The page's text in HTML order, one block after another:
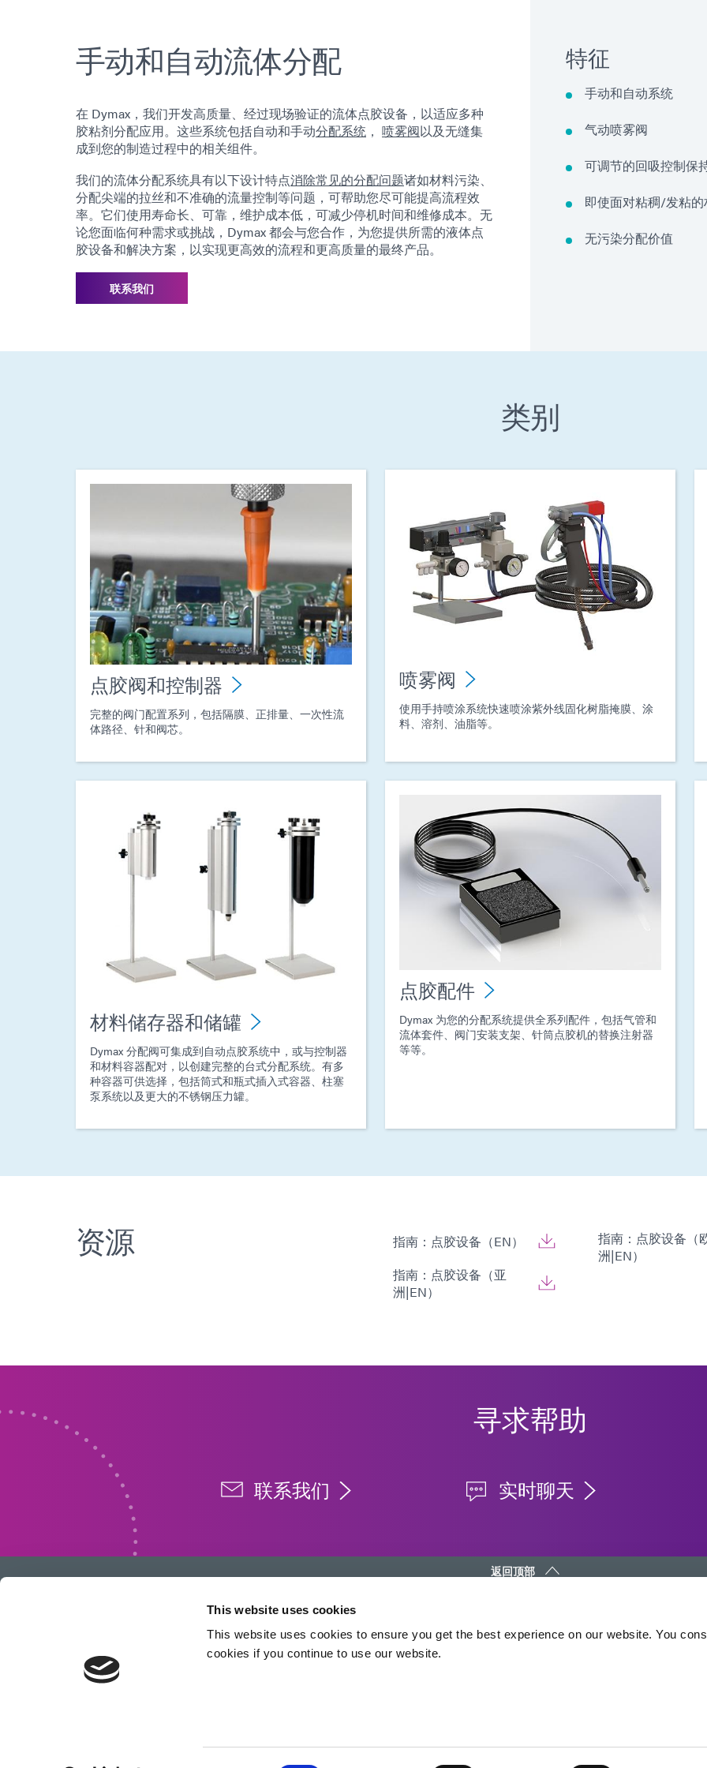
This website uses cookies
This website uses cookies to ensure you get the best experience on our website. You
cookies if you continue to use our website.
手动和自动流体分配
在 Dymax，我们开发高质量、经过现场验证的流体点胶设备，以适应多种
胶粘剂分配应用。这些系统包括自动和手动分配系统 ， 喷雾阀以及无缝集
成到您的制造过程中的相关组件。
我们的流体分配系统具有以下设计特点消除常见的分配问题诸如材料污染、
分配尖端的拉丝和不准确的流量控制等问题，可帮助您尽可能提高流程效
率。它们使用寿命长、可靠，维护成本低，可减少停机时间和维修成本。无
论您面临何种需求或挑战，Dymax 都会与您合作，为您提供所需的液体点
胶设备和解决方案，以实现更高效的流程和更高质量的最终产品。
联系我们
特征
手动和自动系统
气动喷雾阀
可调节的回吸控制保
即使面对粘稠/发粘
无污染分配价值
类别
点胶阀和控制器
完整的阀门配置系列，包括隔膜、正排量、一次性流
体路径、针和阀芯。
喷雾阀
使用手持喷涂系统快速喷涂紫外线固化树脂掩膜、涂
料、溶剂、油脂等。
材料储存器和储罐
Dymax 分配阀可集成到自动点胶系统中，或与控制器
和材料容器配对，以创建完整的台式分配系统。有多
种容器可供选择，包括筒式和瓶式插入式容器、柱塞
泵系统以及更大的不锈钢压力罐。
点胶配件
Dymax 为您的分配系统提供全系列配件，包括气管和
流体套件、阀门安装支架、针筒点胶机的替换注射器
等等。
资源
指南：点胶设备（EN）
指南：点胶设备（亚
洲|EN）
指南：点胶设备（
洲|EN）
寻求帮助
联系我们 实时聊天
返回顶部
开发创新的快速光固化材料、分配设备和
UV/LED光固化系统，以大幅提高制造效率。
版权声明
一般销售条款和条件
隐私声明
发邮件给我们